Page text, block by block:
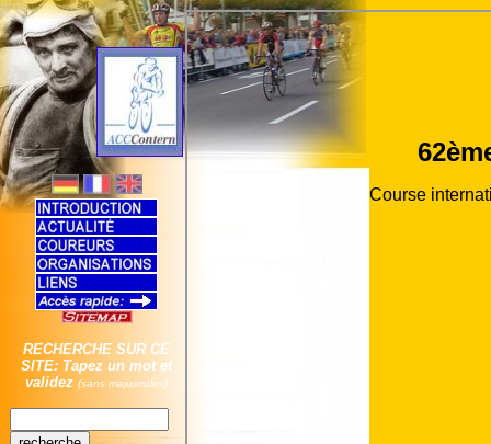
RECHERCHE SUR CE
SITE: Tapez un mot et
validez (sans majuscules)